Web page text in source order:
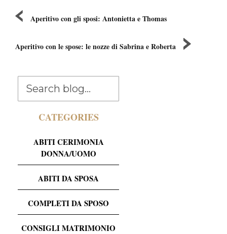
Aperitivo con gli sposi: Antonietta e Thomas
Aperitivo con le spose: le nozze di Sabrina e Roberta
CATEGORIES
ABITI CERIMONIA
DONNA/UOMO
ABITI DA SPOSA
COMPLETI DA SPOSO
CONSIGLI MATRIMONIO